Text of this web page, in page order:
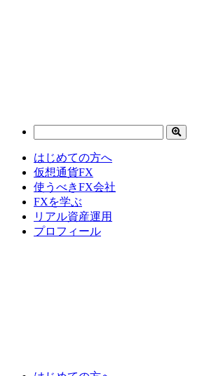
はじめての方へ
仮想通貨FX
使うべきFX会社
FXを学ぶ
リアル資産運用
プロフィール